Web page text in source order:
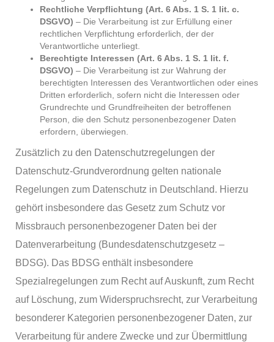
Rechtliche Verpflichtung (Art. 6 Abs. 1 S. 1 lit. c.
DSGVO) – Die Verarbeitung ist zur Erfüllung einer
rechtlichen Verpflichtung erforderlich, der der
Verantwortliche unterliegt.
Berechtigte Interessen (Art. 6 Abs. 1 S. 1 lit. f.
DSGVO) – Die Verarbeitung ist zur Wahrung der
berechtigten Interessen des Verantwortlichen oder eines
Dritten erforderlich, sofern nicht die Interessen oder
Grundrechte und Grundfreiheiten der betroffenen
Person, die den Schutz personenbezogener Daten
erfordern, überwiegen.
Zusätzlich zu den Datenschutzregelungen der
Datenschutz-Grundverordnung gelten nationale
Regelungen zum Datenschutz in Deutschland. Hierzu
gehört insbesondere das Gesetz zum Schutz vor
Missbrauch personenbezogener Daten bei der
Datenverarbeitung (Bundesdatenschutzgesetz –
BDSG). Das BDSG enthält insbesondere
Spezialregelungen zum Recht auf Auskunft, zum Recht
auf Löschung, zum Widerspruchsrecht, zur Verarbeitung
besonderer Kategorien personenbezogener Daten, zur
Verarbeitung für andere Zwecke und zur Übermittlung